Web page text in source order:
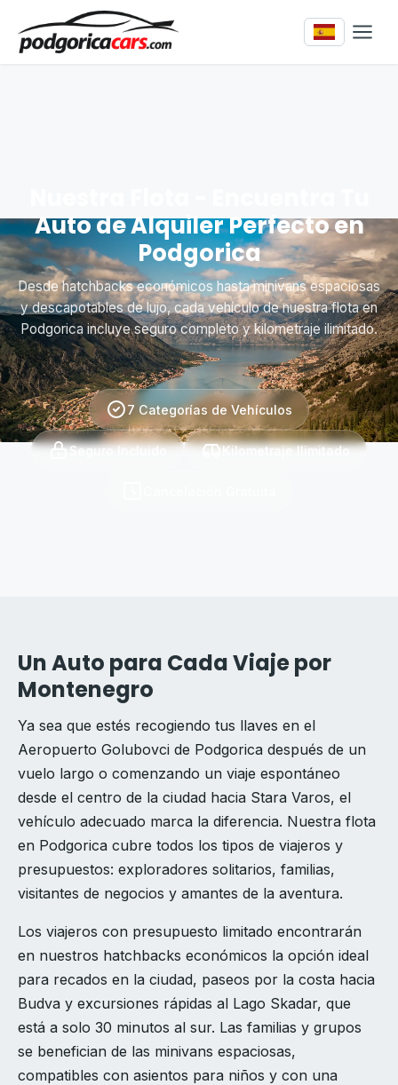
Auto de Alquiler Perfecto en
Podgorica
Desde hatchbacks económicos hasta minivans espaciosas
y descapotables de lujo, cada vehículo de nuestra flota en
Podgorica incluye seguro completo y kilometraje ilimitado.
7 Categorías de Vehículos
Seguro Incluido Kilometraje Ilimitado
Un Auto para Cada Viaje por
Montenegro
Ya sea que estés recogiendo tus llaves en el
Aeropuerto Golubovci de Podgorica después de un
vuelo largo o comenzando un viaje espontáneo
desde el centro de la ciudad hacia Stara Varos, el
vehículo adecuado marca la diferencia. Nuestra flota
en Podgorica cubre todos los tipos de viajeros y
presupuestos: exploradores solitarios, familias,
visitantes de negocios y amantes de la aventura.
Los viajeros con presupuesto limitado encontrarán
en nuestros hatchbacks económicos la opción ideal
para recados en la ciudad, paseos por la costa hacia
Budva y excursiones rápidas al Lago Skadar, que
está a solo 30 minutos al sur. Las familias y grupos
se benefician de las minivans espaciosas,
compatibles con asientos para niños y con una